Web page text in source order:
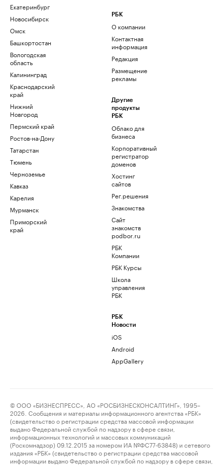
Екатеринбург
Новосибирск
Омск
Башкортостан
Вологодская
область
Калининград
Краснодарский
край
Нижний
Новгород
Пермский край
Ростов-на-Дону
Татарстан
Тюмень
Черноземье
Кавказ
Карелия
Мурманск
Приморский
край
РБК
О компании
Контактная
информация
Редакция
Размещение
рекламы
Другие
продукты
РБК
Облако для
бизнеса
Корпоративный
регистратор
доменов
Хостинг
сайтов
Рег.решения
Знакомства
Сайт
знакомств
podbor.ru
РБК
Компании
РБК Курсы
Школа
управления
РБК
РБК
Новости
iOS
Android
AppGallery
© ООО «БИЗНЕСПРЕСС», АО «РОСБИЗНЕСКОНСАЛТИНГ», 1995–
2026. Сообщения и материалы информационного агентства «РБК»
(свидетельство о регистрации средства массовой информации
выдано Федеральной службой по надзору в сфере связи,
информационных технологий и массовых коммуникаций
(Роскомнадзор) 09.12.2015 за номером ИА №ФС77-63848) и сетевого
издания «РБК» (свидетельство о регистрации средства массовой
информации выдано Федеральной службой по надзору в сфере связи,